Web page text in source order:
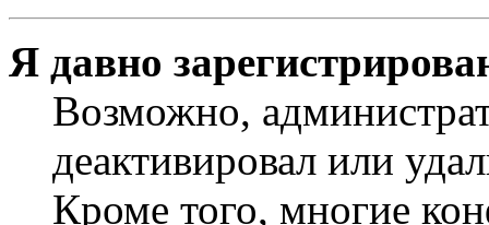
Я давно
Возможно,
деактивировал или
Кроме того, многие